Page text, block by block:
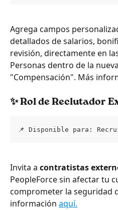
Agrega campos
detallados de salarios,
revisión, directamente en
Personas dentro de la
"Compensación". Más
✨ Rol de Reclutador
📌 Disponible para:
Invita a contratistas
PeopleForce sin afectar tu
comprometer la seguridad
información aquí.